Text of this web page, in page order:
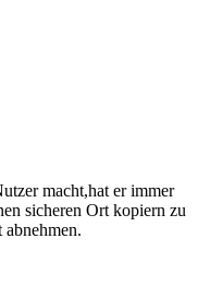
macht,hat er immer
sicheren Ort kopiern zu